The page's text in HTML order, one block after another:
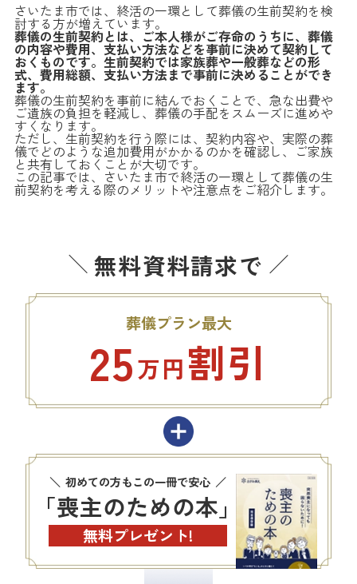
さいたま市では、終活の一環として葬儀の生前契約を検
討する方が増えています。
葬儀の生前契約とは、ご本人様がご存命のうちに、葬儀
の内容や費用、支払い方法などを事前に決めて契約して
おくものです。生前契約では家族葬や一般葬などの形
式、費用総額、支払い方法まで事前に決めることができ
ます。
葬儀の生前契約を事前に結んでおくことで、急な出費や
ご遺族の負担を軽減し、葬儀の手配をスムーズに進めや
すくなります。
ただし、生前契約を行う際には、契約内容や、実際の葬
儀でどのような追加費用がかかるのかを確認し、ご家族
と共有しておくことが大切です。
この記事では、さいたま市で終活の一環として葬儀の生
前契約を考える際のメリットや注意点をご紹介します。
無料資料請求で
葬儀プラン最大
25万円割引
初めての方もこの一冊で安心
「喪主のための本」
無料プレゼント!